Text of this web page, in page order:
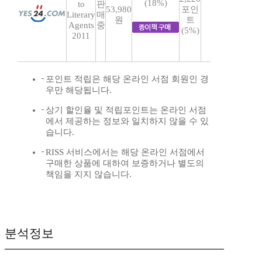
to
Literary
Agents
2011
판
매
중
53,980
원
(18%)
포인
트
(5%)
포인트 적립은 해당 온라인 서점 회원인 경
우만 해당됩니다.
상기 할인율 및 적립포인트는 온라인 서점
에서 제공하는 정보와 일치하지 않을 수 있
습니다.
RISS 서비스에서는 해당 온라인 서점에서
구매한 상품에 대하여 보증하거나 별도의
책임을 지지 않습니다.
분석정보